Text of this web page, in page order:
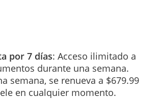
por 7 días: Acceso ilimitado a
durante una semana.
semana, se renueva a $679.99
en cualquier momento.